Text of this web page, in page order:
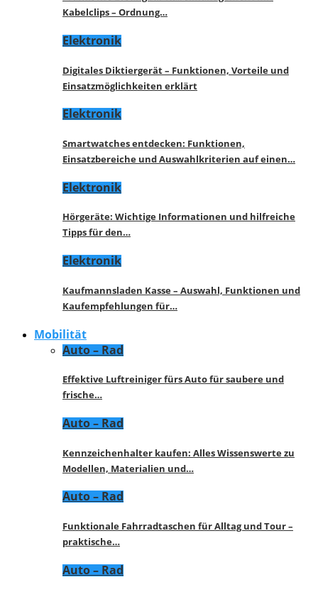
Kabelclips – Ordnung…
Elektronik
Digitales Diktiergerät – Funktionen, Vorteile und
Einsatzmöglichkeiten erklärt
Elektronik
Smartwatches entdecken: Funktionen,
Einsatzbereiche und Auswahlkriterien auf einen…
Elektronik
Hörgeräte: Wichtige Informationen und hilfreiche
Tipps für den…
Elektronik
Kaufmannsladen Kasse – Auswahl, Funktionen und
Kaufempfehlungen für…
Mobilität
Auto – Rad
Effektive Luftreiniger fürs Auto für saubere und
frische…
Auto – Rad
Kennzeichenhalter kaufen: Alles Wissenswerte zu
Modellen, Materialien und…
Auto – Rad
Funktionale Fahrradtaschen für Alltag und Tour –
praktische…
Auto – Rad